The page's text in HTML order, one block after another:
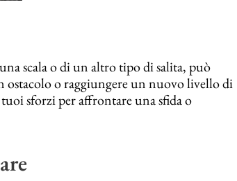
scala o di un altro tipo di salita, può
ostacolo o raggiungere un nuovo livello di
sforzi per affrontare una sfida o